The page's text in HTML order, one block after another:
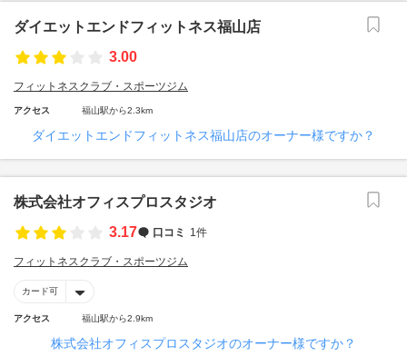
ダイエットエンドフィットネス福山店
3.00
フィットネスクラブ・スポーツジム
アクセス 福山駅から2.3km
ダイエットエンドフィットネス福山店のオーナー様ですか？
株式会社オフィスプロスタジオ
3.17
口コミ 1件
フィットネスクラブ・スポーツジム
カード可
アクセス 福山駅から2.9km
株式会社オフィスプロスタジオのオーナー様ですか？